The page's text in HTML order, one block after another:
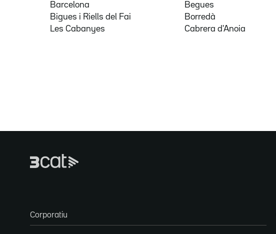
Barcelona
Begues
Bigues i Riells del Fai
Borredà
Les Cabanyes
Cabrera d'Anoia
Corporatiu